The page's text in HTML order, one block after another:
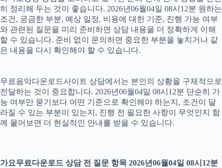
히 정리해 두는 것이 좋습니다. 2026년06월04일 08시12분 원하는
조건, 궁금한 부분, 예상 일정, 비용에 대한 기준, 진행 가능 여부
와 관련된 질문을 미리 준비하면 상담 내용을 더 정확하게 이해
할 수 있습니다. 준비 없이 문의하면 중요한 부분을 놓치거나 같
은 내용을 다시 확인해야 할 수 있습니다.
무료음악다운로드사이트 상담에서는 본인의 상황을 구체적으로
전달하는 것이 중요합니다. 2026년06월04일 08시12분 단순히 가
능 여부만 묻기보다 어떤 기준으로 확인해야 하는지, 조건이 달
라질 수 있는 부분이 있는지, 진행 전 필요한 사항이 무엇인지 함
께 물어보면 더 현실적인 안내를 받을 수 있습니다.
가요무료다운로드 상담 전 질문 항목 2026년06월04일 08시12분